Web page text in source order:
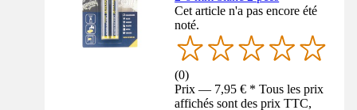
Cet article n'a pas encore été
noté.
(0)
Prix — 7,95 € * Tous les prix
affichés sont des prix TTC,